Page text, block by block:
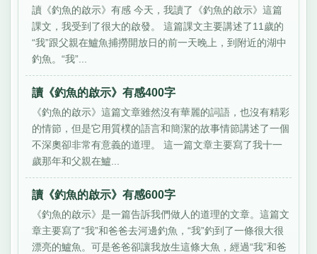
讀《釣魚的啟示》有感 今天，我讀了《釣魚的啟示》這篇
課文，我受到了很大的啟發。 這篇課文主要講述了11歲的
“我”跟父親在鱸魚捕撈開放日的前一天晚上，到附近的湖中
釣魚。“我”...
讀《釣魚的啟示》有感400字
《釣魚的啟示》這篇文章雖然沒有華麗的詞語，也沒有精彩
的情節，但是它用質樸的語言和簡潔的故事情節講述了一個
不深奧卻非常有意義的道理。 這一篇文章主要寫了我十一
歲那年和父親在鱸...
讀《釣魚的啟示》有感600字
《釣魚的啟示》是一篇告訴我們做人的道理的文章。這篇文
章主要寫了“我”和爸爸去河邊釣魚，“我”釣到了一條很大很
漂亮的鱸魚。可是爸爸卻讓我放生這條大魚，經過“我”和爸